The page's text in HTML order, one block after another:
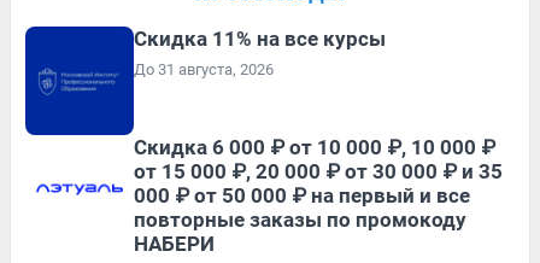
Скидка 11% на все курсы
До 31 августа, 2026
Скидка 6 000 ₽ от 10 000 ₽, 10 000 ₽
от 15 000 ₽, 20 000 ₽ от 30 000 ₽ и 35
000 ₽ от 50 000 ₽ на первый и все
повторные заказы по промокоду
НАБЕРИ